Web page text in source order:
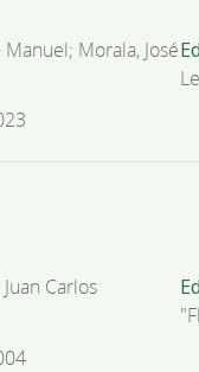
Manuel; Morala, José
Carlos